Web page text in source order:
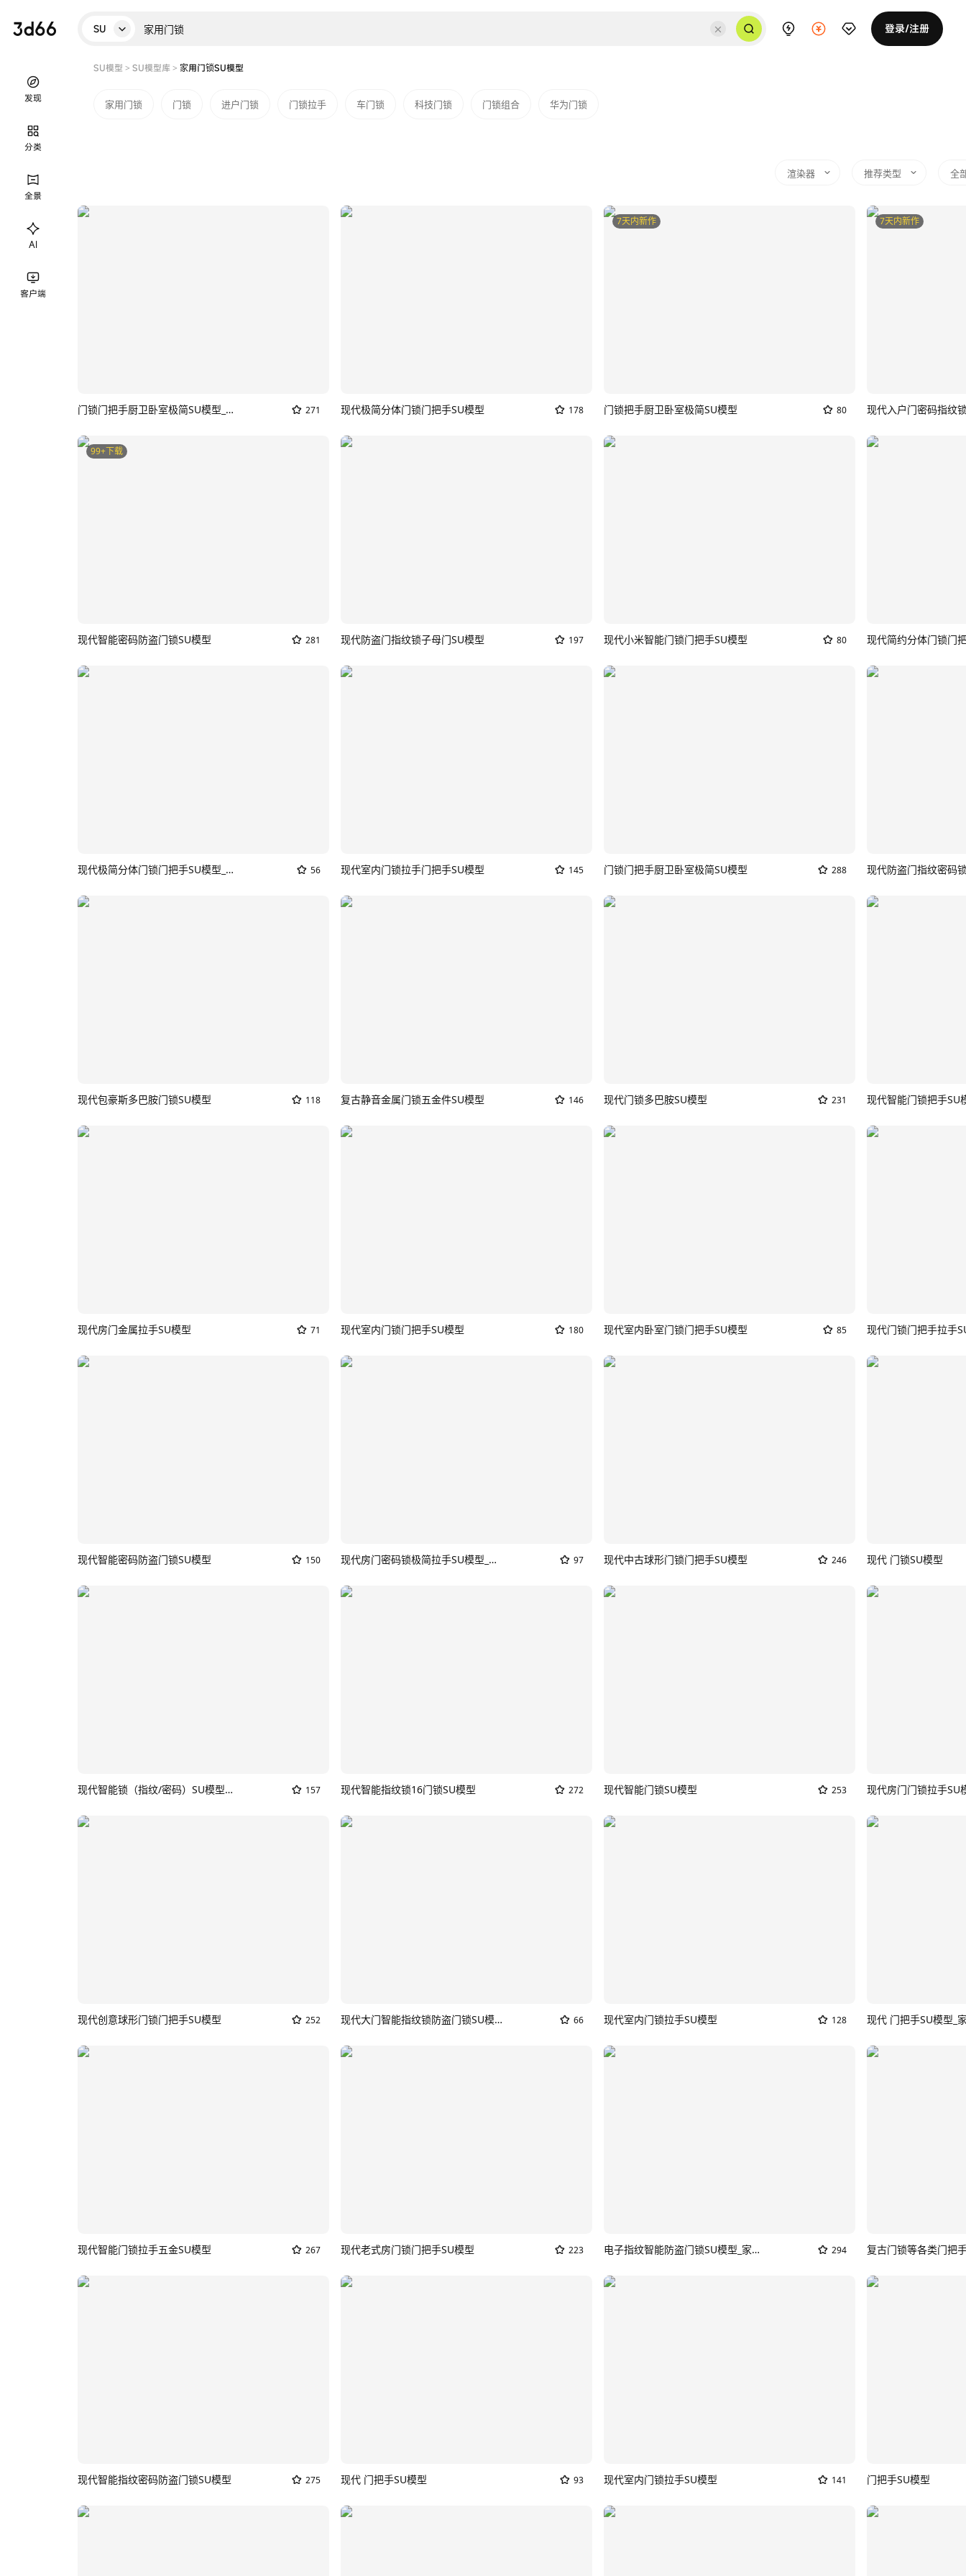
SU 登录/注册
发现
分类
全景
AI
客户端
SU模型 > SU模型库> 家用门锁SU模型
家用门锁 门锁 进户门锁 门锁拉手 车门锁 科技门锁 门锁组合 华为门锁
渲染器 推荐类型 全
门锁门把手厨卫卧室极简SU模型_家用门锁 271 现代极简分体门锁门把手SU模型 178
7天内新作
门锁把手厨卫卧室极简SU模型 80
7天内新作
99+下载
现代智能密码防盗门锁SU模型 281 现代防盗门指纹锁子母门SU模型 197 现代小米智能门锁门把手SU模型 80 现代简约分体门锁门
现代极简分体门锁门把手SU模型_家用门锁 56 现代室内门锁拉手门把手SU模型 145 门锁门把手厨卫卧室极简SU模型 288
现代包豪斯多巴胺门锁SU模型 118 复古静音金属门锁五金件SU模型 146 现代门锁多巴胺SU模型 231 现代智能门锁把手SU
现代房门金属拉手SU模型 71 现代室内门锁门把手SU模型 180 现代室内卧室门锁门把手SU模型 85 现代门锁门把手拉手
现代智能密码防盗门锁SU模型 150 现代房门密码锁极简拉手SU模型_家用门锁 97 现代中古球形门锁门把手SU模型 246 现代 门锁SU模型
现代智能锁（指纹/密码）SU模型_家用门锁 157 现代智能指纹锁16门锁SU模型 272 现代智能门锁SU模型 253 现代房门门锁拉手SU
现代创意球形门锁门把手SU模型 252 现代大门智能指纹锁防盗门锁SU模型 66 现代室内门锁拉手SU模型 128 现代 门把手SU模型_
现代智能门锁拉手五金SU模型 267 现代老式房门锁门把手SU模型 223 电子指纹智能防盗门锁SU模型_家用门锁 294 复古门锁等各类门把
现代智能指纹密码防盗门锁SU模型 275 现代 门把手SU模型 93 现代室内门锁拉手SU模型 141 门把手SU模型